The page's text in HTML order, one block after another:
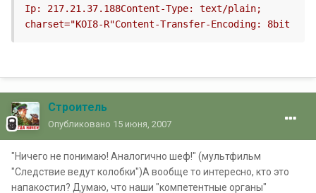
Ip: 217.21.37.188Content-Type: text/plain;
charset="KOI8-R"Content-Transfer-Encoding: 8bit
Строитель
Опубликовано 15 июня, 2007
"Ничего не понимаю! Аналогично шеф!" (мультфильм
"Следствие ведут колобки")А вообще то интересно, кто это
напакостил? Думаю, что наши "компетентные органы"